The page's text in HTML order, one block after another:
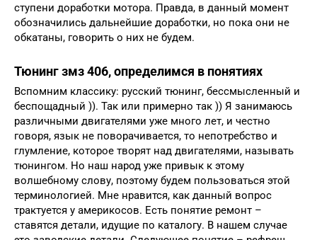
ступени доработки мотора. Правда, в данный момент
обозначились дальнейшие доработки, но пока они не
обкатаны, говорить о них не будем.
Тюнинг змз 406, определимся в понятиях
Вспомним классику: русский тюнинг, бессмысленный и
беспощадный )). Так или примерно так )) Я занимаюсь
различными двигателями уже много лет, и честно
говоря, язык не поворачивается, то непотребство и
глумление, которое творят над двигателями, называть
тюнингом. Но наш народ уже привык к этому
волшебному слову, поэтому будем пользоваться этой
терминологией. Мне нравится, как данный вопрос
трактуется у америкосов. Есть понятие ремонт –
ставятся детали, идущие по каталогу. В нашем случае